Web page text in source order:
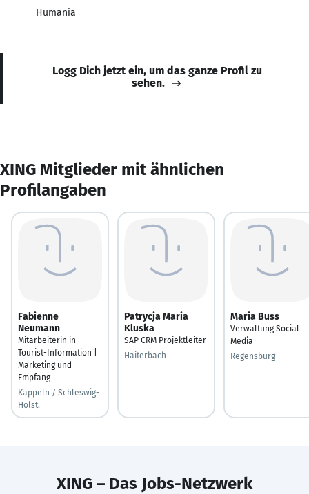
Humania
Logg Dich jetzt ein, um das ganze Profil zu
sehen.
XING Mitglieder mit ähnlichen
Profilangaben
Fabienne
Neumann
Mitarbeiterin in
Tourist-Information |
Marketing und
Empfang
Kappeln / Schleswig-
Holst.
Patrycja Maria
Kluska
SAP CRM Projektleiter
Haiterbach
Maria Buss
Verwaltung Social
Media
Regensburg
XING – Das Jobs-Netzwerk